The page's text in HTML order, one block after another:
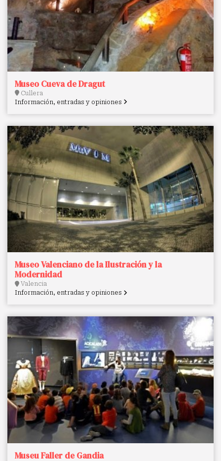
Museo Cueva de Dragut
Cullera
Información, entradas y opiniones
Museo Valenciano de la Ilustración y la
Modernidad
Valencia
Información, entradas y opiniones
Museu Faller de Gandia